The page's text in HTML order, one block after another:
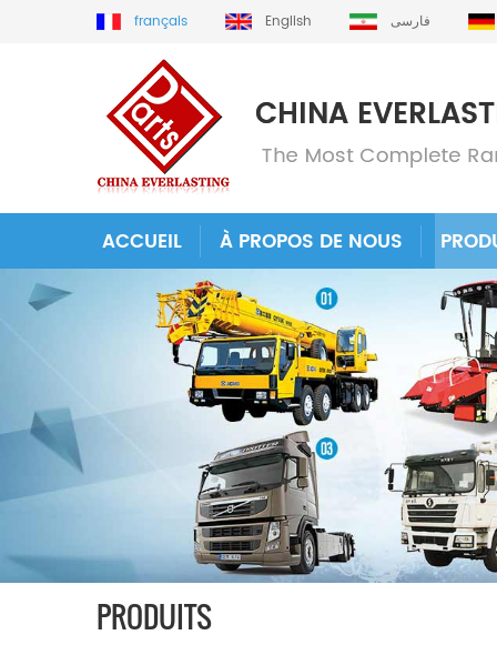
français English فارسی
ACCUEIL À PROPOS DE NOUS
PRODUITS